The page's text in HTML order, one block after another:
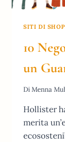
SITI DI
10
un
DiMenna
Hollister
merita